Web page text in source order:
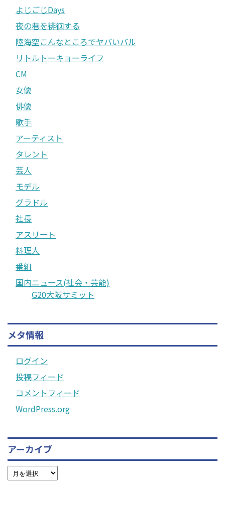
よじごじDays
夜の巷を徘徊する
陸海空こんなところでヤバいバル
リトルトーキョーライフ
CM
女優
俳優
歌手
アーティスト
タレント
芸人
モデル
グラドル
社長
アスリート
料理人
番組
国内ニュース(社会・芸能)
G20大阪サミット
メタ情報
ログイン
投稿フィード
コメントフィード
WordPress.org
アーカイブ